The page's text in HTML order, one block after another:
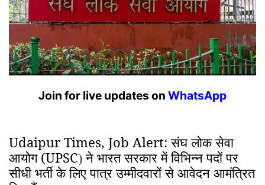
Join for live updates onWhatsApp
आयोग (UPSC)ने भारत सरकार में विभिन्न पदों पर
सीधी भर्ती के लिए पात्र उम्मीदवारों से आवेदन आमंत्रित
किए हैं।